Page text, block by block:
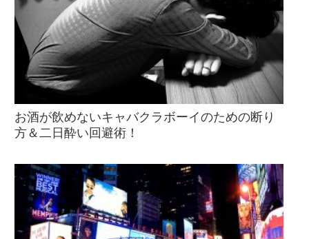
お酒が飲めないキャバクラボーイのための断り
方＆二日酔い回避術！